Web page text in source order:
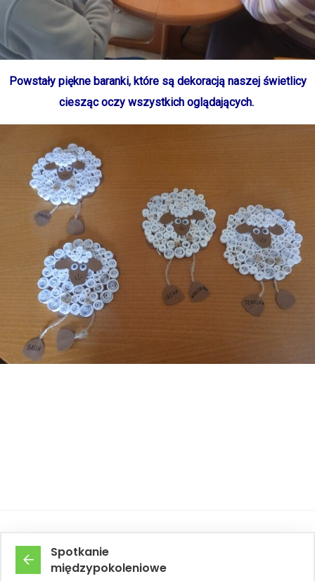
Powstały piękne baranki, które są dekoracją naszej świetlicy
ciesząc oczy wszystkich oglądających.
Spotkanie
międzypokoleniowe